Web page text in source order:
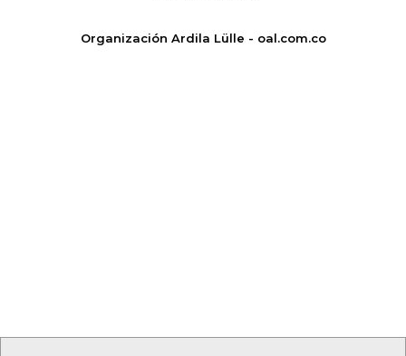
Organización Ardila Lülle - oal.com.co